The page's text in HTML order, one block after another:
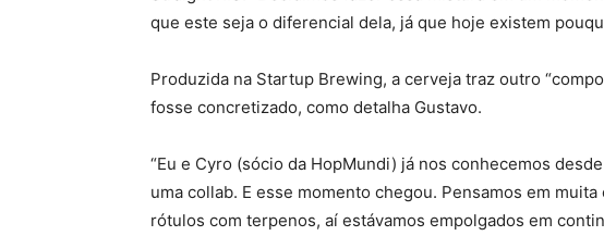
que este seja o diferencial dela, já que hoje existem
Produzida na Startup Brewing, a cerveja traz outro
fosse concretizado, como detalha Gustavo.
“Eu e Cyro (sócio da HopMundi) já nos conhecemos
uma collab. E esse momento chegou. Pensamos em
rótulos com terpenos, aí estávamos empolgados em